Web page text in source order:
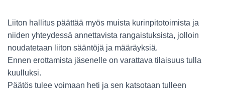
Liiton hallitus päättää myös muista kurinpitotoimista ja
niiden yhteydessä annettavista rangaistuksista, jolloin
noudatetaan liiton sääntöjä ja määräyksiä.
Ennen erottamista jäsenelle on varattava tilaisuus tulla
kuulluksi.
Päätös tulee voimaan heti ja sen katsotaan tulleen